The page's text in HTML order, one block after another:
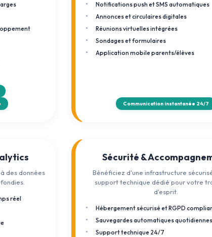
Notifications push et SMS automatiques
Annonces et circulaires digitales
Réunions virtuelles intégrées
Sondages et formulaires
Application mobile parents/élèves
Communication instantanée 24/7
des données
réel
Sécurité &
Bénéficiez d'une infrastructure
support technique dédié pour votre
d'esprit.
Hébergement sécurisé et RGPD
Sauvegardes automatiques quotidiennes
Support technique 24/7